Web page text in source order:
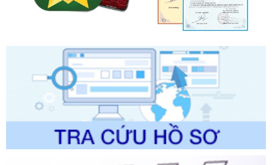
Số kí hiệu:2304/QĐ-UBND
Tên: Quyết định công bố Danh mục thủ tục hành chính
được sửa đổi, bổ sung và phê duyệt Quy trình nội bộ, quy
trình điện tử giải quyết thủ tục hành chính trong lĩnh vực Du
lịch thuộc phạm vi chức năng quản lý của Sở Văn hóa, Thể
thao và Du lịch
Ngày ban hành: 01/06/2026
Số kí hiệu:2310/QĐ-UBND
Tên: Về việc công bố Danh mục thủ tục hành chính sửa
đổi, bổ sung và phê duyệt Quy trình nội bộ, quy trình điện tử
trong giải quyết thủtục hành chính lĩnh vực biến đổi khí hậu
thuộc phạm vi giải quyết của Sở Nông nghiệp và Môi